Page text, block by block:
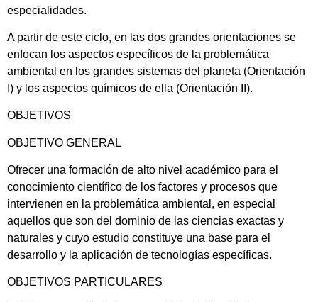
especialidades.
A partir de este ciclo, en las dos grandes orientaciones se
enfocan los aspectos específicos de la problemática
ambiental en los grandes sistemas del planeta (Orientación
I) y los aspectos químicos de ella (Orientación II).
OBJETIVOS
OBJETIVO GENERAL
Ofrecer una formación de alto nivel académico para el
conocimiento científico de los factores y procesos que
intervienen en la problemática ambiental, en especial
aquellos que son del dominio de las ciencias exactas y
naturales y cuyo estudio constituye una base para el
desarrollo y la aplicación de tecnologías específicas.
OBJETIVOS PARTICULARES